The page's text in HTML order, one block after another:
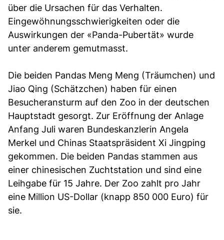
über die Ursachen für das Verhalten.
Eingewöhnungsschwierigkeiten oder die
Auswirkungen der «Panda-Pubertät» wurde
unter anderem gemutmasst.
Die beiden Pandas Meng Meng (Träumchen) und
Jiao Qing (Schätzchen) haben für einen
Besucheransturm auf den Zoo in der deutschen
Hauptstadt gesorgt. Zur Eröffnung der Anlage
Anfang Juli waren Bundeskanzlerin Angela
Merkel und Chinas Staatspräsident Xi Jingping
gekommen. Die beiden Pandas stammen aus
einer chinesischen Zuchtstation und sind eine
Leihgabe für 15 Jahre. Der Zoo zahlt pro Jahr
eine Million US-Dollar (knapp 850 000 Euro) für
sie.